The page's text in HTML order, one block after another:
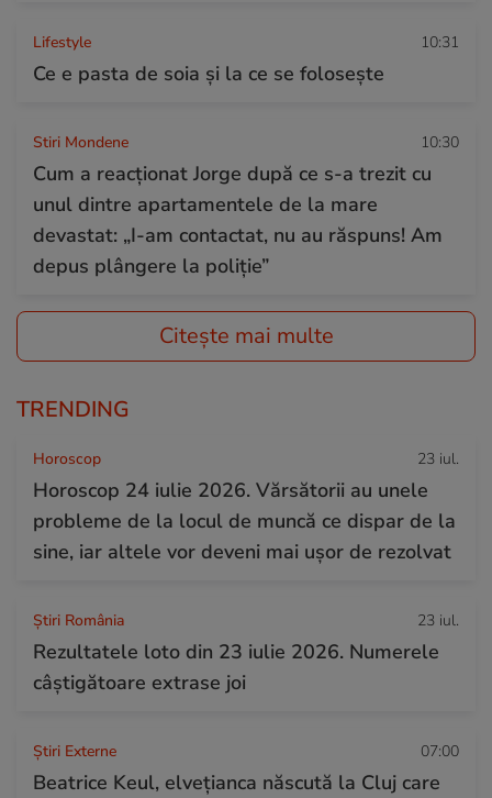
Lifestyle 10:31
Ce e pasta de soia și la ce se folosește
Stiri Mondene 10:30
Cum a reacționat Jorge după ce s-a trezit cu
unul dintre apartamentele de la mare
devastat: „I-am contactat, nu au răspuns! Am
depus plângere la poliție”
Citește mai multe
TRENDING
Horoscop 23 iul.
Horoscop 24 iulie 2026. Vărsătorii au unele
probleme de la locul de muncă ce dispar de la
sine, iar altele vor deveni mai ușor de rezolvat
Știri România 23 iul.
Rezultatele loto din 23 iulie 2026. Numerele
câștigătoare extrase joi
Știri Externe 07:00
Beatrice Keul, elvețianca născută la Cluj care